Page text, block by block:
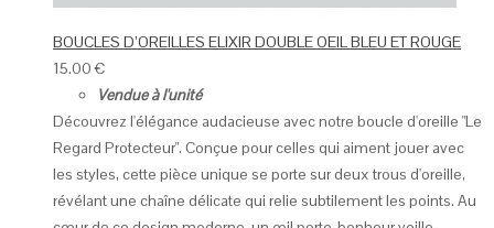
BOUCLES D’OREILLES ELIXIR DOUBLE OEIL BLEU ET ROUGE
15.00€
Vendue à l'unité
Découvrez l'élégance audacieuse avec notre boucle d'oreille "Le
Regard Protecteur". Conçue pour celles qui aiment jouer avec
les styles, cette pièce unique se porte sur deux trous d'oreille,
révélant une chaîne délicate qui relie subtilement les points. Au